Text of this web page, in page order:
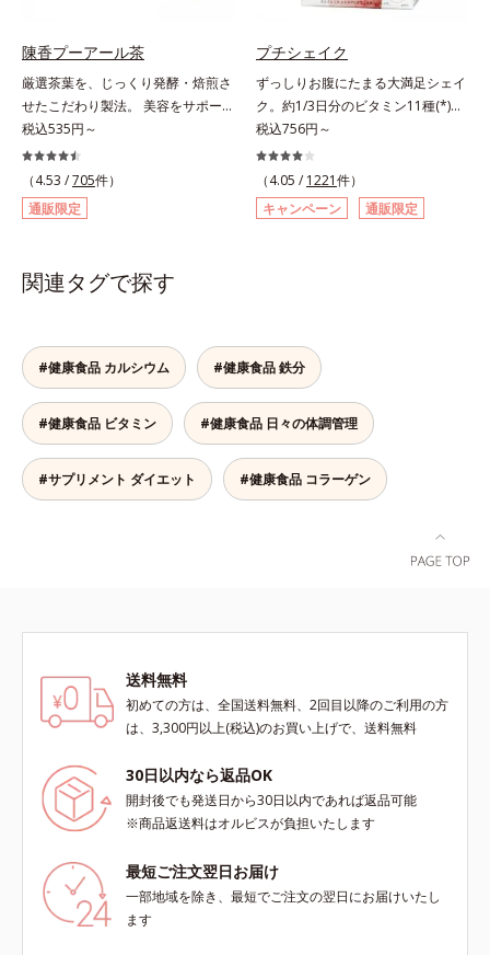
す。1日の目安量は2粒だけだから、
サッと飲みやすく手軽に続けやす
い！ 小さな粒に素材のもつ力をぎ
ゅっと閉じ込めた、食べたい女性の
ためのおまもりサプリです。
ペプチドを使用しています。
陳香プーアール茶
厳選茶葉を、じっくり発酵・焙煎さ
せたこだわり製法。 美容をサポー
トする没食子（ポリフェノール）配
合で、 本格的な味と美容ケアが楽
しめます。。胃腸にやさしい0kcal
の、ダイエット中にうれしいプ―ア
ール茶です。ホットでもアイスでも
は、芳醇な香りとまろやかな味わい
用し、茶成分が浸出しやすい若葉だ
けを使用しました。特有の没食子酸
（ボッショクシサン）がダイエット
をサポート。香ばしく、まろやかな
味わいで、毎日の食事といっしょに
お召し上がりいただけます。
税込535円～
（4.53 /705件）
通販限定
プチシェイク
ずっしりお腹にたまる大満足シェイ
ク。約1/3日分のビタミン11種(*)・
鉄分・食物繊維配合でダイエットと
美容をしっかりサポート。食事とお
きかえるだけで簡単にカロリーを抑
えつつ、果実のいいところをまるご
と使って栄養バランスUP。食物繊
い栄養、空腹具合に合わせて食べ方
のアレンジは自由自在！自然な果実
の味を活かした美味しさで、ハッピ
ーなダイエットを目指します。* ビ
タミンA、B1、B2、B6、B12、C、
D、E、ナイアシン、パントテン
酸、葉酸各商品の詳しい情報は商品
税込756円～
（4.05 / 1221件）
キャンペーン
通販限定
関連タグで探す
#健康食品 カルシウム #健康食品 鉄分
#健康食品 ビタミン #健康食品 日々の体調管理
#サプリメント ダイエット #健康食品 コラーゲン
送料無料
初めての方は、全国送料無料、2回目以降のご利用の方
は、3,300円以上(税込)のお買い上げで、送料無料
30日以内なら返品OK
開封後でも発送日から30日以内であれば返品可能
※商品返送料はオルビスが負担いたします
最短ご注文翌日お届け
一部地域を除き、最短でご注文の翌日にお届けいたし
ます